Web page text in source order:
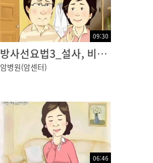
09:30
방사선요법3_설사, 비뇨생식기 변화
암병원(암센터)
06:46